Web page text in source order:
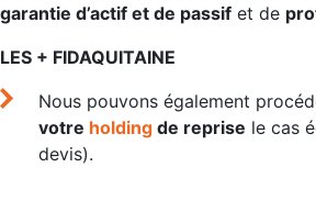
garantie d’actif et de passif et de
LES + FIDAQUITAINE
Nous pouvons également
votre holding de reprise le cas
devis).